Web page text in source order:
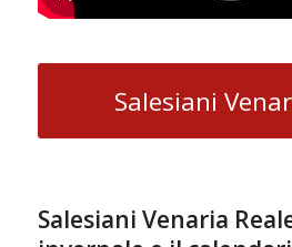
Salesiani
Salesiani Venaria